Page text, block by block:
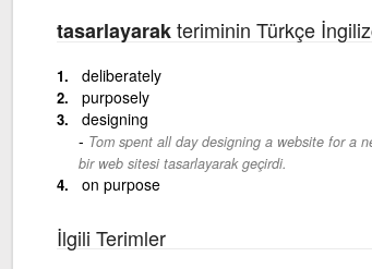
tasarlayarakteriminin Türkçe
deliberately
purposely
designing
Tom spent all day designing a website for a
bir web sitesi tasarlayarak geçirdi.
on purpose
İlgili Terimler